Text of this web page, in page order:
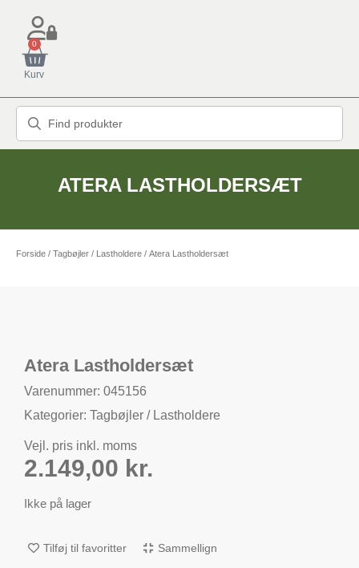
0
Kurv
ATERA LASTHOLDERSÆT
Forside / Tagbøjler / Lastholdere / Atera Lastholdersæt
Atera Lastholdersæt
Varenummer: 045156
Kategorier: Tagbøjler / Lastholdere
Vejl. pris inkl. moms
2.149,00 kr.
Ikke på lager
Tilføj til favoritter Sammellign